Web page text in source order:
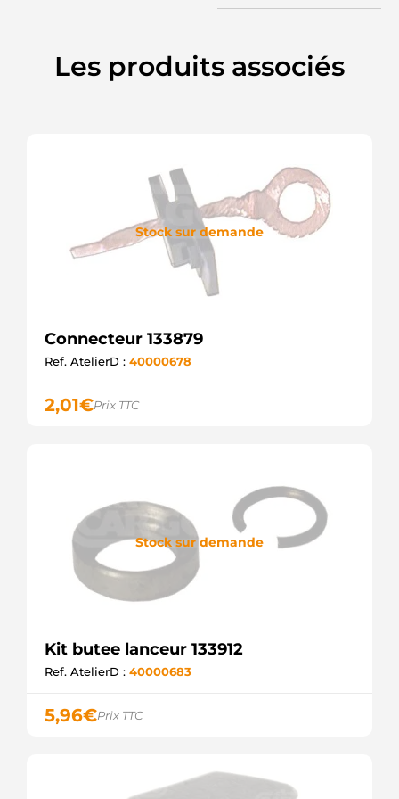
Les produits associés
Stock sur demande
Connecteur 133879
Ref. AtelierD : 40000678
2,01€Prix TTC
Stock sur demande
Kit butee lanceur 133912
Ref. AtelierD : 40000683
5,96€Prix TTC